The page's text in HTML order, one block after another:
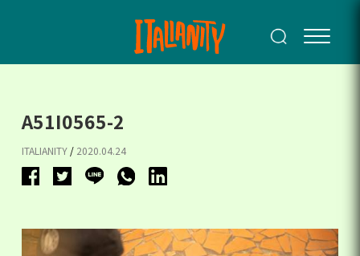
A51I0565-2
ITALIANITY / 2020.04.24